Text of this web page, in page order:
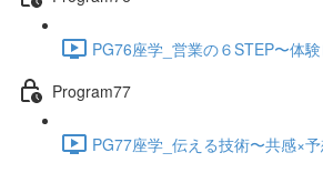
PG76座学_営業の６STEP〜体
Program77
PG77座学_伝える技術〜共感×